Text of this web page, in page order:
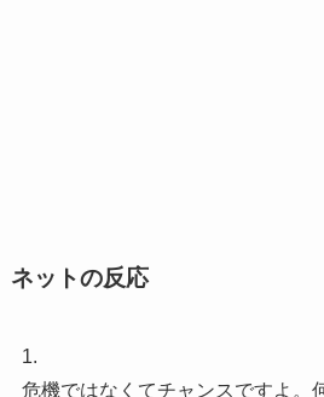
ネットの反応
1.
危機ではなくてチャンスですよ。